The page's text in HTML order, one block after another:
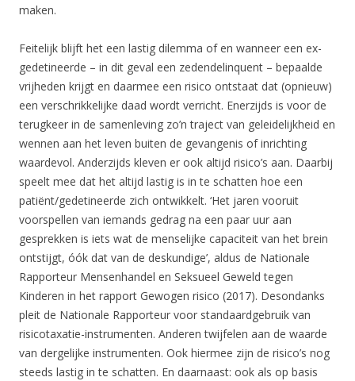
maken.
Feitelijk blijft het een lastig dilemma of en wanneer een ex-
gedetineerde – in dit geval een zedendelinquent – bepaalde
vrijheden krijgt en daarmee een risico ontstaat dat (opnieuw)
een verschrikkelijke daad wordt verricht. Enerzijds is voor de
terugkeer in de samenleving zo’n traject van geleidelijkheid en
wennen aan het leven buiten de gevangenis of inrichting
waardevol. Anderzijds kleven er ook altijd risico’s aan. Daarbij
speelt mee dat het altijd lastig is in te schatten hoe een
patiënt/gedetineerde zich ontwikkelt. ‘Het jaren vooruit
voorspellen van iemands gedrag na een paar uur aan
gesprekken is iets wat de menselijke capaciteit van het brein
ontstijgt, óók dat van de deskundige’, aldus de Nationale
Rapporteur Mensenhandel en Seksueel Geweld tegen
Kinderen in het rapport Gewogen risico (2017). Desondanks
pleit de Nationale Rapporteur voor standaardgebruik van
risicotaxatie-instrumenten. Anderen twijfelen aan de waarde
van dergelijke instrumenten. Ook hiermee zijn de risico’s nog
steeds lastig in te schatten. En daarnaast: ook als op basis